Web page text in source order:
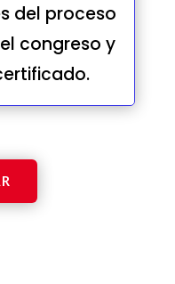
del proceso
congreso y